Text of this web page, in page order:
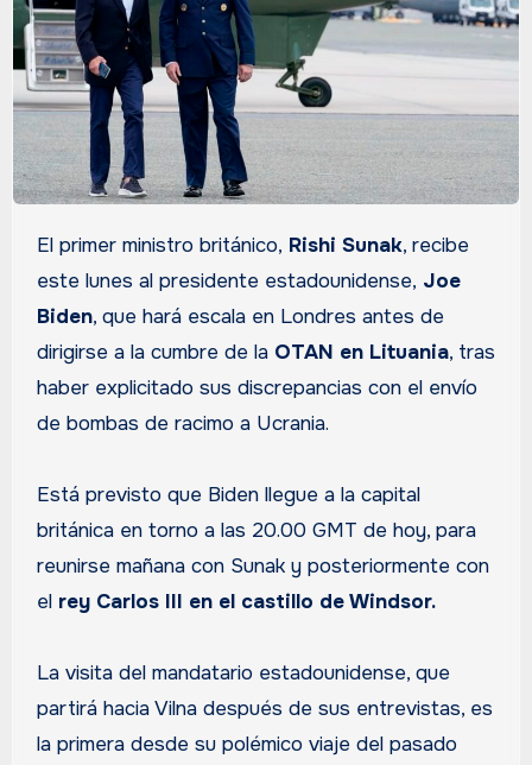
El primer ministro británico, Rishi Sunak, recibe
este lunes al presidente estadounidense, Joe
Biden, que hará escala en Londres antes de
dirigirse a la cumbre de la OTAN en Lituania, tras
haber explicitado sus discrepancias con el envío
de bombas de racimo a Ucrania.
Está previsto que Biden llegue a la capital
británica en torno a las 20.00 GMT de hoy, para
reunirse mañana con Sunak y posteriormente con
el rey Carlos III en el castillo de Windsor.
La visita del mandatario estadounidense, que
partirá hacia Vilna después de sus entrevistas, es
la primera desde su polémico viaje del pasado